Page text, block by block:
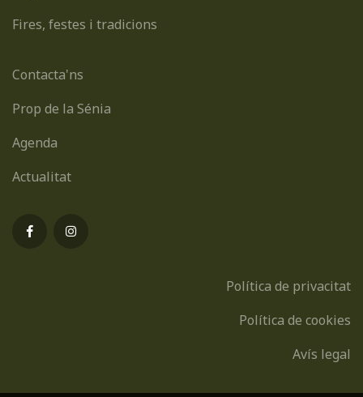
Fires, festes i tradicions
Contacta'ns
Prop de la Sénia
Agenda
Actualitat
Política de privacitat
Política de cookies
Avís legal